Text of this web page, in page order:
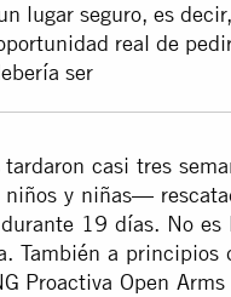
lugar seguro, es
real de
ser
casi tres
y niñas—
19 días. No es
También a principios
Proactiva Open